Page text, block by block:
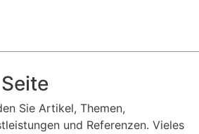
Sie Artikel, Themen,
und Referenzen. Vieles